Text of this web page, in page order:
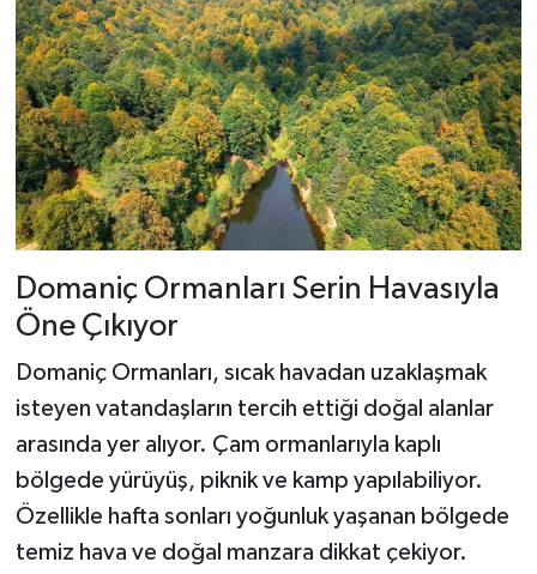
Domaniç Ormanları Serin Havasıyla
Öne Çıkıyor
Domaniç Ormanları, sıcak havadan uzaklaşmak
isteyen vatandaşların tercih ettiği doğal alanlar
arasında yer alıyor. Çam ormanlarıyla kaplı
bölgede yürüyüş, piknik ve kamp yapılabiliyor.
Özellikle hafta sonları yoğunluk yaşanan bölgede
temiz hava ve doğal manzara dikkat çekiyor.